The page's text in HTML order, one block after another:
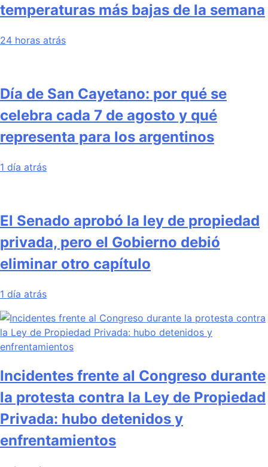
temperaturas más bajas de la semana
24 horas atrás
Día de San Cayetano: por qué se
celebra cada 7 de agosto y qué
representa para los argentinos
1 día atrás
El Senado aprobó la ley de propiedad
privada, pero el Gobierno debió
eliminar otro capítulo
1 día atrás
Incidentes frente al Congreso durante
la protesta contra la Ley de Propiedad
Privada: hubo detenidos y
enfrentamientos